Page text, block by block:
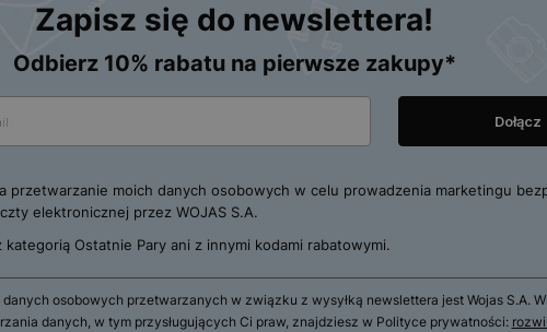
Zapisz się do newslettera!
Odbierz 10% rabatu na pierwsze zakupy*
przetwarzanie moich danych osobowych w celu prowadzenia marketingu
elektronicznej przez WOJAS S.A.
kategorią Ostatnie Pary ani z innymi kodami rabatowymi.
osobowych przetwarzanych w związku z wysyłką newslettera jest Wojas S.A.
danych, w tym przysługujących Ci praw, znajdziesz w Polityce prywatności: